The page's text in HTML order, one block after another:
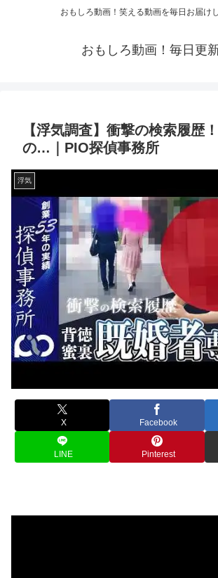
おもしろ動画！笑える動画を毎日お届け
おもしろ動画！毎日更新
【浮気調査】衝撃の検索履歴
の…｜PIO探偵事務所
浮気
X Facebook
LINE Pinterest